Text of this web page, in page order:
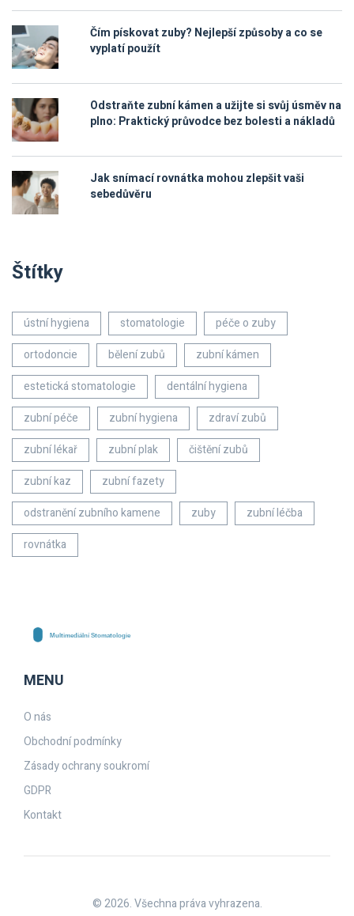
Čím pískovat zuby? Nejlepší způsoby a co se
vyplatí použít
Odstraňte zubní kámen a užijte si svůj úsměv na
plno: Praktický průvodce bez bolesti a nákladů
Jak snímací rovnátka mohou zlepšit vaši
sebedůvěru
Štítky
ústní hygiena stomatologie
péče o zuby
ortodoncie
bělení zubů
zubní kámen
estetická stomatologie
dentální hygiena
zubní péče
zubní hygiena
zdraví zubů
zubní lékař
zubní plak
čištění zubů
zubní kaz
zubní fazety
odstranění zubního kamene
zuby
zubní léčba
rovnátka
MENU
O nás
Obchodní podmínky
Zásady ochrany soukromí
GDPR
Kontakt
© 2026. Všechna práva vyhrazena.